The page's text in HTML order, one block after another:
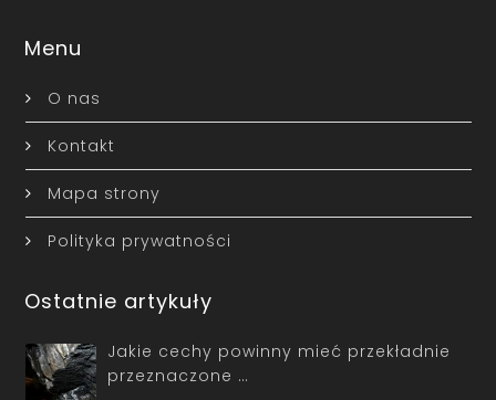
Menu
O nas
Kontakt
Mapa strony
Polityka prywatności
Ostatnie artykuły
Jakie cechy powinny mieć przekładnie
przeznaczone …